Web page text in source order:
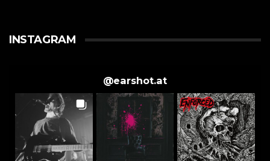
INSTAGRAM
@earshot.at